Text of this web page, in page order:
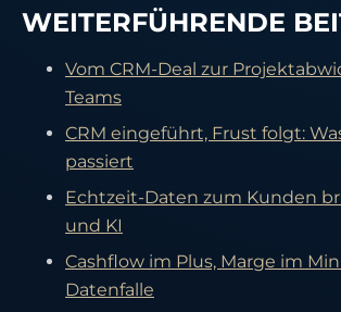
WEITERFÜHRENDE
Vom CRM-Deal zur
Teams
CRM eingeführt, Frust folgt:
passiert
Echtzeit-Daten zum Kunden
und KI
Cashflow im Plus, Marge im
Datenfalle